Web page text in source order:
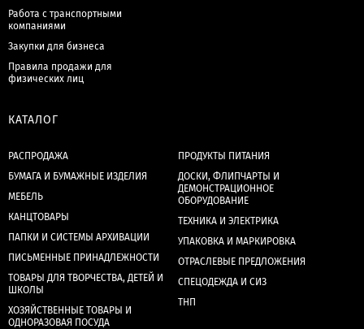
Работа с транспортными
компаниями
Закупки для бизнеса
Правила продажи для
физических лиц
КАТАЛОГ
РАСПРОДАЖА
БУМАГА И БУМАЖНЫЕ ИЗДЕЛИЯ
МЕБЕЛЬ
КАНЦТОВАРЫ
ПАПКИ И СИСТЕМЫ АРХИВАЦИИ
ПИСЬМЕННЫЕ ПРИНАДЛЕЖНОСТИ
ТОВАРЫ ДЛЯ ТВОРЧЕСТВА, ДЕТЕЙ И
ШКОЛЫ
ХОЗЯЙСТВЕННЫЕ ТОВАРЫ И
ОДНОРАЗОВАЯ ПОСУДА
ПРОДУКТЫ ПИТАНИЯ
ДОСКИ, ФЛИПЧАРТЫ И
ДЕМОНСТРАЦИОННОЕ
ОБОРУДОВАНИЕ
ТЕХНИКА И ЭЛЕКТРИКА
УПАКОВКА И МАРКИРОВКА
ОТРАСЛЕВЫЕ ПРЕДЛОЖЕНИЯ
СПЕЦОДЕЖДА И СИЗ
ТНП